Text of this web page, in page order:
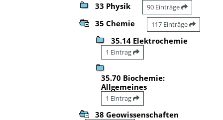
33 Physik 90 Einträge
35 Chemie 117 Einträge
35.14 Elektrochemie
1 Eintrag
35.70 Biochemie:
Allgemeines
1 Eintrag
38 Geowissenschaften